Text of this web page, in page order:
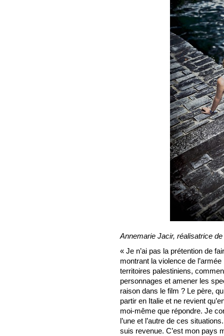
Annemarie Jacir, réalisatrice de
« Je n’ai pas la prétention de
montrant la violence de
territoires palestiniens,
personnages et amener les
raison dans le film ? Le père,
partir en Italie et ne revient
moi-même que répondre. Je
l’une et l’autre de ces
suis revenue. C’est mon pays